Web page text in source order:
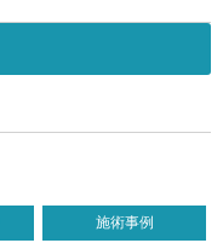
施術事例